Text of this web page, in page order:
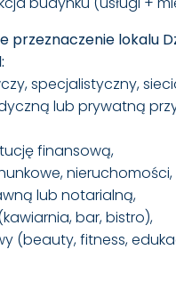
przeznaczenie lokalu
specjalistyczny,
lub prywatną
finansową,
lub notarialną,
bar, bistro),
(beauty, fitness,